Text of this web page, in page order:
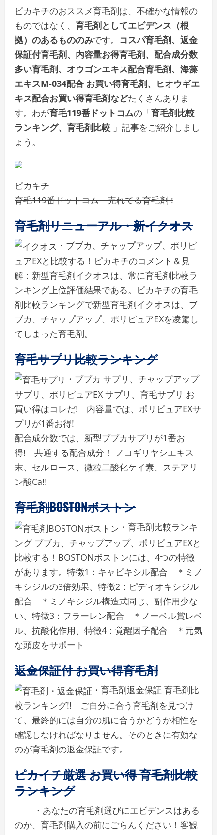
ピカキチのおススメ育毛剤は、不確かな情報の
ものではなく、 育毛剤としてエビデンス（根
拠）のあるもののみです。 コスパ育毛剤、返金
保証付育毛剤、内容量お得育毛剤、配合成分数
多い育毛剤、オウゴンエキス配合育毛剤、海藻
エキスM-034配合 お買い得育毛剤、ヒオウギエ
キス配合お買い得育毛剤などたくさんありま
す。わが育毛119番ドットコムの「育毛剤比較
ランキング、育毛剤比較 」記事をご紹介しまし
ょう。
ピカキチ
育毛119番ドットコム・売れてる育毛剤‼
育毛剤リニューアル・新イクオス
・ブブカ、チャップアップ、ポリピ
ュアEXと比較する！ピカキチのコメント＆見
解：新型育毛剤イクオスは、常に育毛剤比較ラ
ンキング上位評価結果である。ピカキチの育毛
剤比較ランキングで新型育毛剤イクオスは、ブ
ブカ、チャップアップ、ポリピュアEXを凌駕し
てしまった育毛剤。
育毛サプリ比較ランキング
・ブブカ サプリ、チャップアップ
サプリ、ポリピュアEX サプリ、育毛サプリ お
買い得はコレだ! 内容量では、ポリピュアEXサ
プリが1番お得!
配合成分数では、新型ブブカサプリが1番お
得! 共通する配合成分！ ノコギリヤシエキス
末、セルロース、微粒二酸化ケイ素、ステアリ
ン酸Ca!!
育毛剤BOSTONボストン
・育毛剤比較ランキ
ング ブブカ、チャップアップ、ポリピュアEXと
比較する！BOSTONボストンには、4つの特徴
があります。特徴1：キャピキシル配合 ＊ミノ
キシジルの3倍効果、特徴2：ピディオキシジル
配合 ＊ミノキシジル構造式同じ、副作用少な
い、特徴3：フラーレン配合 ＊ノーベル賞レベ
ル、抗酸化作用、特徴4：覚醒因子配合 ＊元気
な頭皮をサポート
返金保証付 お買い得育毛剤
・育毛剤返金保証 育毛剤比
較ランキング!! ご自分に合う育毛剤を見つけ
て、最終的には自分の肌に合うかどうか相性を
確認しなければなりません。そのときに有効な
のが育毛剤の返金保証です。
ピカイチ厳選 お買い得 育毛剤比較
ランキング
・あなたの育毛剤選びにエビデンスはある
のか、育毛剤購入の前にごらんください！客観